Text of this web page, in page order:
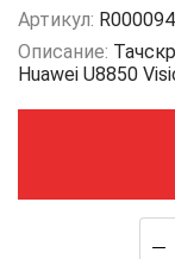
Артикул:
Описание:
Huawei U8850